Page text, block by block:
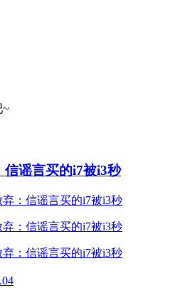
~
谣言买的i7被i3秒